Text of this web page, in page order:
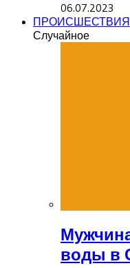
06.07.2023
ПРОИСШЕСТВИЯ
Случайное
воды в